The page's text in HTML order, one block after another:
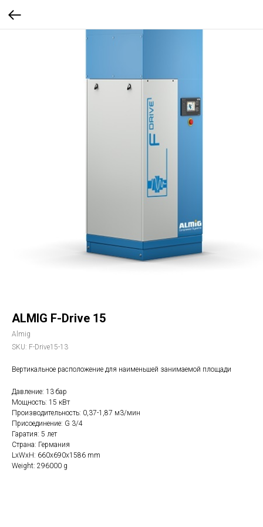
ALMIG F-Drive 15
Almig
SKU: F-Drive15-13
Вертикальное расположение для наименьшей занимаемой площади
Давление: 13 бар
Мощность: 15 кВт
Производительность: 0,37-1,87 м3/мин
Присоединение: G 3/4
Гаратия: 5 лет
Страна: Германия
LxWxH: 660x690x1586 mm
Weight: 296000 g